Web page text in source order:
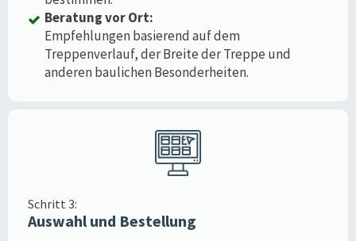
Beratung vor Ort:
Empfehlungen basierend auf dem
Treppenverlauf, der Breite der Treppe und
anderen baulichen Besonderheiten.
Schritt 3:
Auswahl und Bestellung